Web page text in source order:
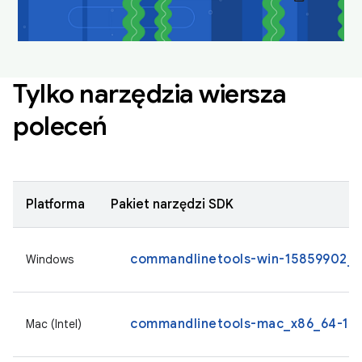
Tylko narzędzia wiersza
poleceń
Platforma Pakiet narzędzi SDK
Windows commandlinetools-win-
Mac (Intel) commandlinetools-mac_x86_64-